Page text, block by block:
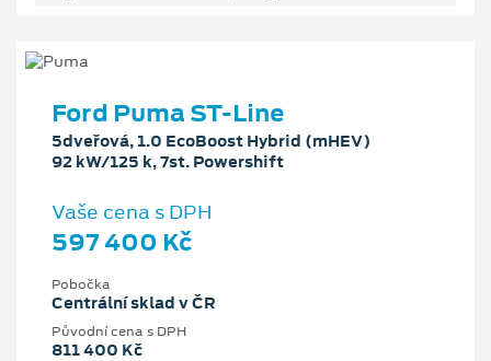
Ford Puma ST-Line
5dveřová, 1.0 EcoBoost Hybrid (mHEV)
92 kW/125 k, 7st. Powershift
Vaše cena s DPH
597 400 Kč
Pobočka
Centrální sklad v ČR
Původní cena s DPH
811 400 Kč